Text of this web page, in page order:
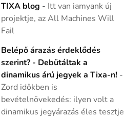
TIXA blog - Itt van iamyank új
projektje, az All Machines Will
Fail
Belépő árazás érdeklődés
szerint? - Debütáltak a
dinamikus árú jegyek a Tixa-n! -
Zord időkben is
bevételnövekedés: ilyen volt a
dinamikus jegyárazás éles tesztje